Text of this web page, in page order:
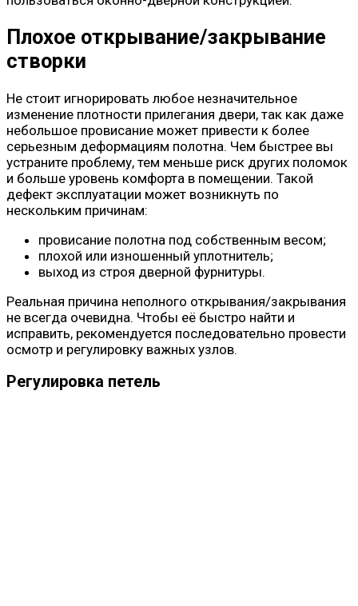
Плохое открывание/закрывание
створки
Не стоит игнорировать любое незначительное
изменение плотности прилегания двери, так как даже
небольшое провисание может привести к более
серьезным деформациям полотна. Чем быстрее вы
устраните проблему, тем меньше риск других поломок
и больше уровень комфорта в помещении. Такой
дефект эксплуатации может возникнуть по
нескольким причинам:
провисание полотна под собственным весом;
плохой или изношенный уплотнитель;
выход из строя дверной фурнитуры.
Реальная причина неполного открывания/закрывания
не всегда очевидна. Чтобы её быстро найти и
исправить, рекомендуется последовательно провести
осмотр и регулировку важных узлов.
Регулировка петель